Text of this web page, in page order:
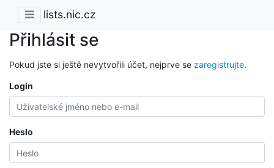
lists.nic.cz
Přihlásit se
Pokud jste si ještě nevytvořili účet, nejprve se zaregistrujte.
Login
Heslo